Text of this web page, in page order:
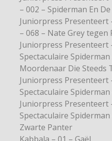
– 002 – Spiderman En
Juniorpress Presenteert
– 068 – Nate Grey tegen
Juniorpress Presenteert
Spectaculaire
Moordenaar Die Steeds
Juniorpress Presenteert
Spectaculaire Spiderman
Juniorpress Presenteert
Spectaculaire
Zwarte Panter